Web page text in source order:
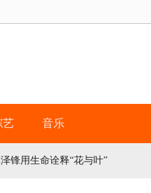
艺 音乐
锋用生命诠释“花与叶”